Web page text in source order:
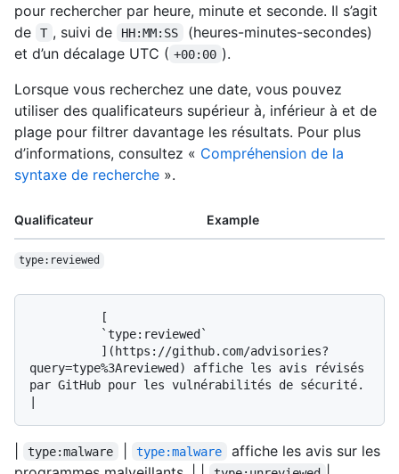
pour rechercher par heure, minute et seconde. Il s’agit
de
T , suivi de HH:MM:SS
(heures-minutes-secondes)
et d’un décalage UTC ( +00:00 ).
Lorsque vous recherchez une date, vous pouvez
utiliser des qualificateurs supérieur à, inférieur à et de
plage pour filtrer davantage les résultats. Pour plus
d’informations, consultez « Compréhension de la
syntaxe de recherche ».
Qualificateur Example
type:reviewed
query=type%3Areviewed) affiche les avis révisés
par GitHub pour les vulnérabilités de sécurité.
type:malware type:malware
affiche les avis sur les